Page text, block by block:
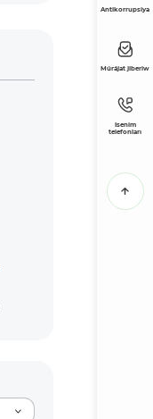
Antikorrupsiya
Múrájat jiberiw
Isenim
telefonları